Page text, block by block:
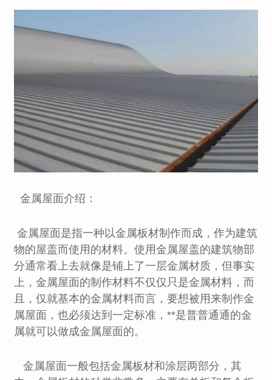
金属屋面介绍：
金属屋面是指一种以金属板材制作而成，作为建筑
物的屋盖而使用的材料。使用金属屋盖的建筑物部
分通常看上去就像是铺上了一层金属材质，但事实
上，金属屋面的制作材料不仅仅只是金属材料，而
且，仅就基本的金属材料而言，要想被用来制作金
属屋面，也必须达到一定标准，**是普普通通的金
属就可以做成金属屋面的。
金属屋面一般包括金属板材和涂层两部分，其